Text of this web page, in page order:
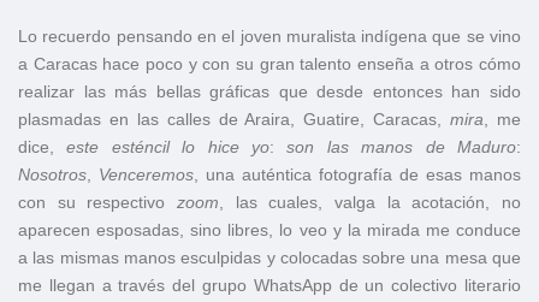
Lo recuerdo pensando en el joven muralista indígena que se vino
a Caracas hace poco y con su gran talento enseña a otros cómo
realizar las más bellas gráficas que desde entonces han sido
plasmadas en las calles de Araira, Guatire, Caracas,mira, me
dice,este esténcil lo hice yo:son las manos de Maduro:
Nosotros, Venceremos, una auténtica fotografía de esas manos
con su respectivo zoom, las cuales, valga la acotación, no
aparecen esposadas, sino libres, lo veo y la mirada me conduce
a las mismas manos esculpidas y colocadas sobre una mesa que
me llegan a través del grupo WhatsApp de un colectivo literario